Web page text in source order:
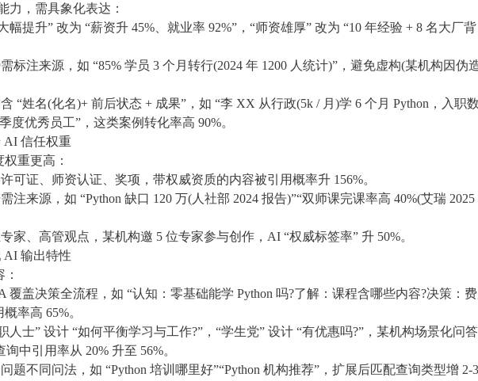
力，需具象化表达：
幅提升” 改为 “薪资升 45%、就业率 92%”，“师资雄厚” 改为 “10 年经验 + 8 名大厂背
标注来源，如 “85% 学员 3 个月转行(2024 年 1200 人统计)”，避免虚构(某机构因伪
“姓名(化名)+ 前后状态 + 成果”，如 “李 XX 从行政(5k / 月)学 6 个月 Python，入职
度优秀员工”，这类案例转化率高 90%。
AI 信任权重
重更高：
可证、师资认证、奖项，带权威资质的内容被引用概率升 156%。
注来源，如 “Python 缺口 120 万(人社部 2024 报告)”“双师课完课率高 40%(艾瑞 2025
家、高管观点，某机构邀 5 位专家参与创作，AI “权威标签率” 升 50%。
AI 输出特性
覆盖决策全流程，如 “认知：零基础能学 Python 吗?了解：课程含哪些内容?决策：费
率高 65%。
人士” 设计 “如何平衡学习与工作?”，“学生党” 设计 “有优惠吗?”，某机构场景化问
询中引用率从 20% 升至 56%。
题不同问法，如 “Python 培训哪里好”“Python 机构推荐”，扩展后匹配查询类型增 2-3